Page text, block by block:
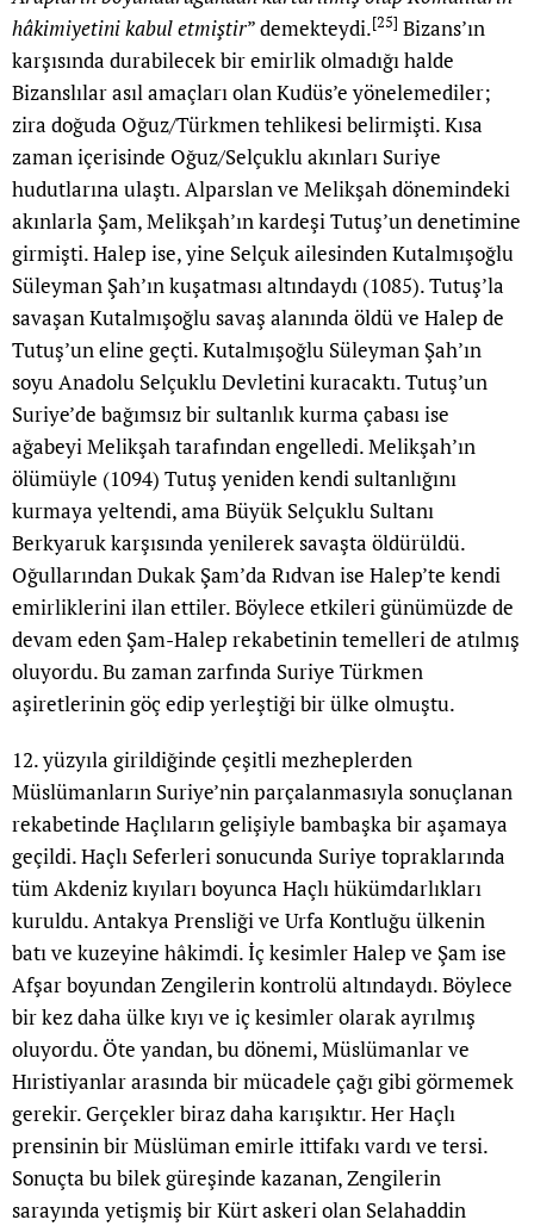
hâkimiyetini kabul etmiştir” demekteydi.[25] Bizans’ın
karşısında durabilecek bir emirlik olmadığı halde
Bizanslılar asıl amaçları olan Kudüs’e yönelemediler;
zira doğuda Oğuz/Türkmen tehlikesi belirmişti. Kısa
zaman içerisinde Oğuz/Selçuklu akınları Suriye
hudutlarına ulaştı. Alparslan ve Melikşah dönemindeki
akınlarla Şam, Melikşah’ın kardeşi Tutuş’un denetimine
girmişti. Halep ise, yine Selçuk ailesinden Kutalmışoğlu
Süleyman Şah’ın kuşatması altındaydı (1085). Tutuş’la
savaşan Kutalmışoğlu savaş alanında öldü ve Halep de
Tutuş’un eline geçti. Kutalmışoğlu Süleyman Şah’ın
soyu Anadolu Selçuklu Devletini kuracaktı. Tutuş’un
Suriye’de bağımsız bir sultanlık kurma çabası ise
ağabeyi Melikşah tarafından engelledi. Melikşah’ın
ölümüyle (1094) Tutuş yeniden kendi sultanlığını
kurmaya yeltendi, ama Büyük Selçuklu Sultanı
Berkyaruk karşısında yenilerek savaşta öldürüldü.
Oğullarından Dukak Şam’da Rıdvan ise Halep’te kendi
emirliklerini ilan ettiler. Böylece etkileri günümüzde de
devam eden Şam-Halep rekabetinin temelleri de atılmış
oluyordu. Bu zaman zarfında Suriye Türkmen
aşiretlerinin göç edip yerleştiği bir ülke olmuştu.
12. yüzyıla girildiğinde çeşitli mezheplerden
Müslümanların Suriye’nin parçalanmasıyla sonuçlanan
rekabetinde Haçlıların gelişiyle bambaşka bir aşamaya
geçildi. Haçlı Seferleri sonucunda Suriye topraklarında
tüm Akdeniz kıyıları boyunca Haçlı hükümdarlıkları
kuruldu. Antakya Prensliği ve Urfa Kontluğu ülkenin
batı ve kuzeyine hâkimdi. İç kesimler Halep ve Şam ise
Afşar boyundan Zengilerin kontrolü altındaydı. Böylece
bir kez daha ülke kıyı ve iç kesimler olarak ayrılmış
oluyordu. Öte yandan, bu dönemi, Müslümanlar ve
Hıristiyanlar arasında bir mücadele çağı gibi görmemek
gerekir. Gerçekler biraz daha karışıktır. Her Haçlı
prensinin bir Müslüman emirle ittifakı vardı ve tersi.
Sonuçta bu bilek güreşinde kazanan, Zengilerin
sarayında yetişmiş bir Kürt askeri olan Selahaddin